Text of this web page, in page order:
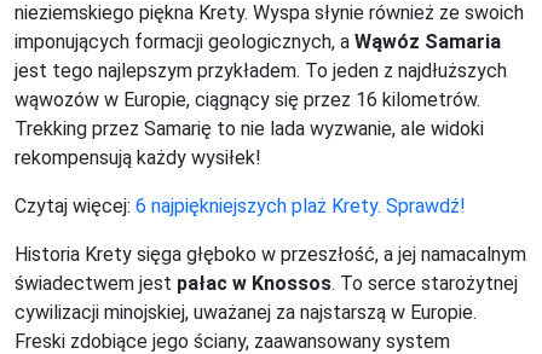
nieziemskiego piękna Krety. Wyspa słynie również ze swoich
imponujących formacji geologicznych, a Wąwóz Samaria
jest tego najlepszym przykładem. To jeden z najdłuższych
wąwozów w Europie, ciągnący się przez 16 kilometrów.
Trekking przez Samarię to nie lada wyzwanie, ale widoki
rekompensują każdy wysiłek!
Czytaj więcej: 6 najpiękniejszych plaż Krety. Sprawdź!
Historia Krety sięga głęboko w przeszłość, a jej namacalnym
świadectwem jest pałac w Knossos. To serce starożytnej
cywilizacji minojskiej, uważanej za najstarszą w Europie.
Freski zdobiące jego ściany, zaawansowany system